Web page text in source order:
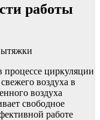
работы
циркуляции
воздуха в
воздуха
свободное
работе